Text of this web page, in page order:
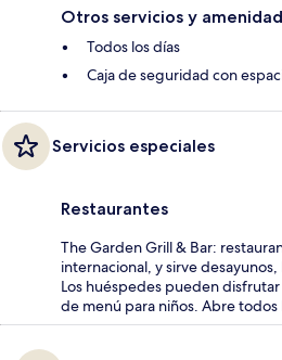
Otros servicios y
Todos los días
Caja de seguridad con
Servicios especiales
Restaurantes
The Garden Grill & Bar:
internacional, y sirve
Los huéspedes pueden
de menú para niños. Abre todos